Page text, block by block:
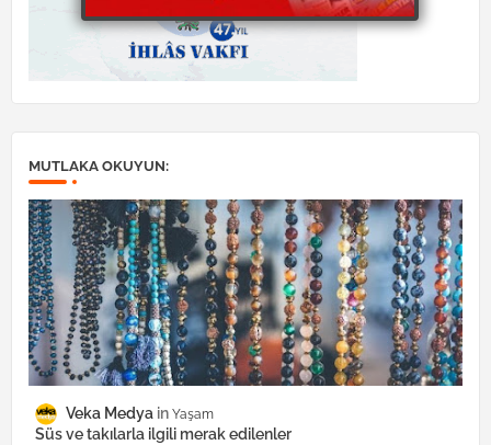
MUTLAKA OKUYUN:
Veka Medya Yaşam
Süs ve takılarla ilgili merak edilenler